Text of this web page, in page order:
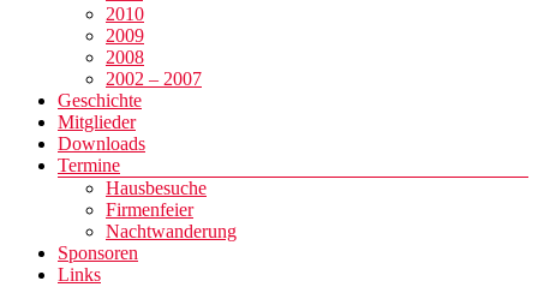
2010
2009
2008
2002 – 2007
Geschichte
Mitglieder
Downloads
Termine
Hausbesuche
Firmenfeier
Nachtwanderung
Sponsoren
Links